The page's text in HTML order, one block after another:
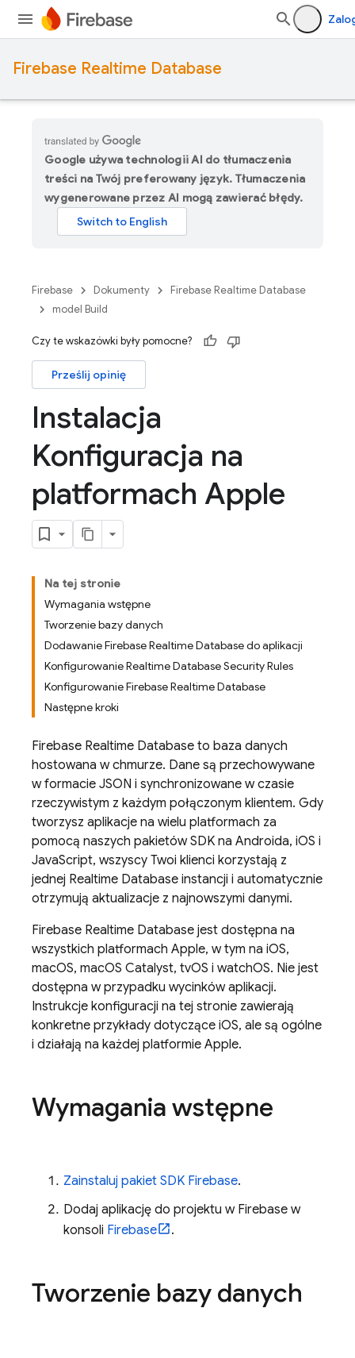
Firebase Realtime Database
Google używa technologii AI do tłumaczenia
treści na Twój preferowany język. Tłumaczenia
wygenerowane przez AI mogą zawierać błędy.
Firebase Dokumenty
Firebase Realtime Database
model Build
Czy te wskazówki były pomocne?
Prześlij opinię
Instalacja
Konfiguracja na
platformach Apple
Na tej stronie
Wymagania wstępne
Tworzenie bazy danych
Dodawanie Firebase Realtime Database do aplikacji
Konfigurowanie Realtime Database Security Rules
Konfigurowanie Firebase Realtime Database
Następne kroki
Firebase Realtime Database to baza danych
hostowana w chmurze. Dane są przechowywane
w formacie JSON i synchronizowane w czasie
rzeczywistym z każdym połączonym klientem. Gdy
tworzysz aplikacje na wielu platformach za
pomocą naszych pakietów SDK na Androida, iOS i
JavaScript, wszyscy Twoi klienci korzystają z
jednej Realtime Database instancji i automatycznie
otrzymują aktualizacje z najnowszymi danymi.
Firebase Realtime Database jest dostępna na
wszystkich platformach Apple, w tym na iOS,
macOS, macOS Catalyst, tvOS i watchOS. Nie jest
dostępna w przypadku wycinków aplikacji.
Instrukcje konfiguracji na tej stronie zawierają
konkretne przykłady dotyczące iOS, ale są ogólne
i działają na każdej platformie Apple.
Wymagania wstępne
Zainstaluj pakiet SDK Firebase.
Dodaj aplikację do projektu w Firebase w
konsoli Firebase .
Tworzenie bazy danych